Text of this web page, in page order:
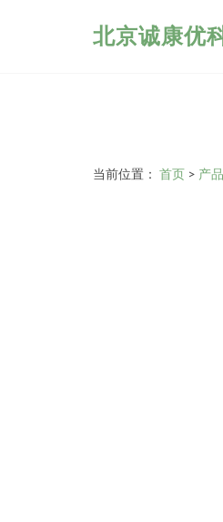
北京诚康优
当前位置： 首页 > 产